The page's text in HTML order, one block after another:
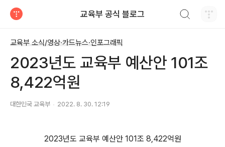
교육부 공식 블로그
교육부 소식/영상·카드뉴스·인포그래픽
2023년도 교육부 예산안 101조
8,422억원
대한민국 교육부 2022. 8. 30. 12:19
2023년도 교육부 예산안 101조 8,422억원